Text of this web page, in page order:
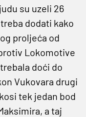
su uzeli 26
dodati kako
proljeća od
Lokomotive
doći do
Vukovara drugi
tek jedan bod
a taj